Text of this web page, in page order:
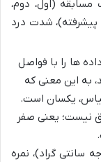
(اول، دوم،
شدت درد
داده ها را با فواصل
به این معنی که
یکسان است.
نیست؛ یعنی صفر
بدن (مثلاً ۳۷ درجه سانتی گراد)، نمره